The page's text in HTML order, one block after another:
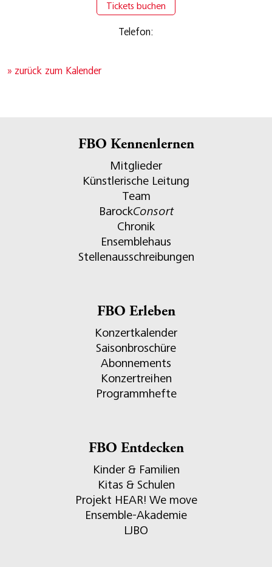
Tickets buchen
Telefon:
» zurück zum Kalender
FBO Kennenlernen
Mitglieder
Künstlerische Leitung
Team
BarockConsort
Chronik
Ensemblehaus
Stellenausschreibungen
FBO Erleben
Konzertkalender
Saisonbroschüre
Abonnements
Konzertreihen
Programmhefte
FBO Entdecken
Kinder & Familien
Kitas & Schulen
Projekt HEAR! We move
Ensemble-Akademie
LJBO